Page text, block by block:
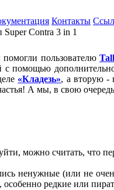
Контакты
Super Contra 3 in 1
пользователю
с помощью
«Кладезь», а вторую -
А мы, в свою
можно считать, что
ненужные (или не
редкие или